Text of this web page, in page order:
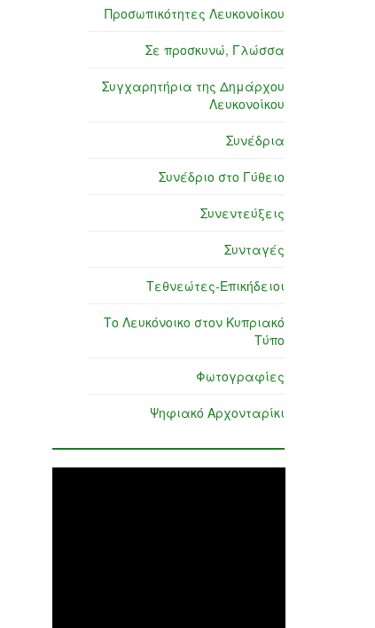
Προσωπικότητες Λευκονοίκου
Σε προσκυνώ, Γλώσσα
Συγχαρητήρια της Δημάρχου
Λευκονοίκου
Συνέδρια
Συνέδριο στο Γύθειο
Συνεντεύξεις
Συνταγές
Τεθνεώτες-Επικήδειοι
Το Λευκόνοικο στον Κυπριακό
Τύπο
Φωτογραφίες
Ψηφιακό Αρχονταρίκι